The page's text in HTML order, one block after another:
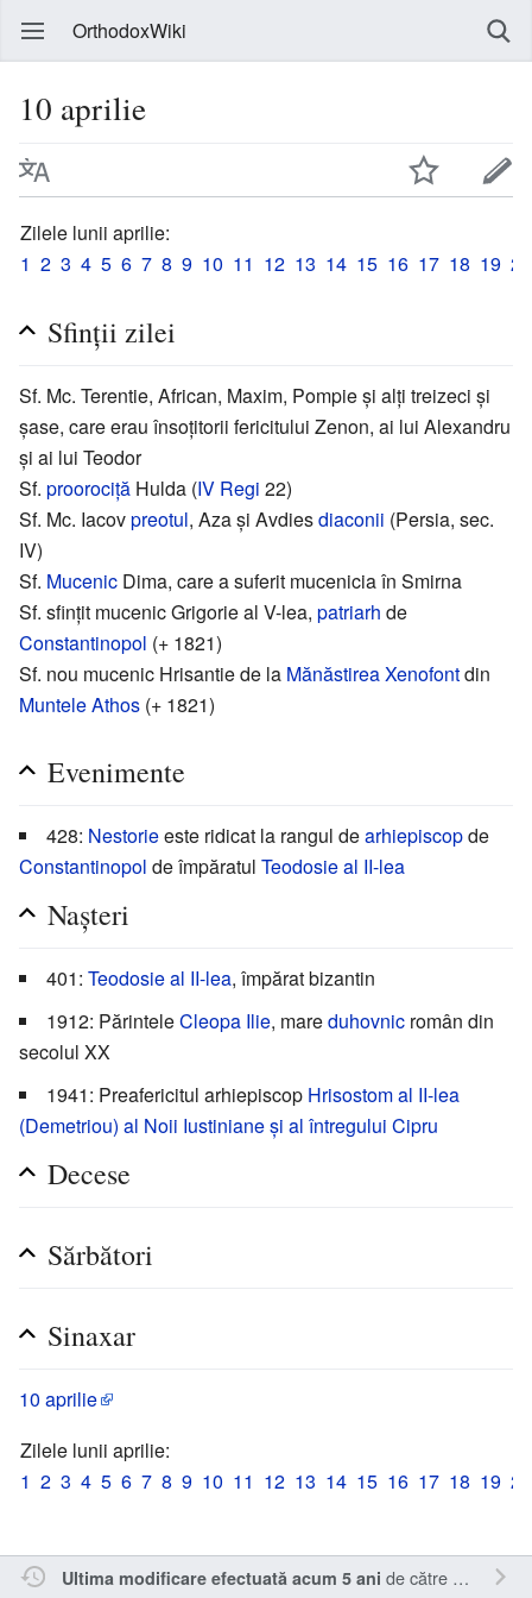
OrthodoxWiki
10 aprilie
Zilele lunii aprilie:
1 2 3 4 5 6 7 8 9 10 11 12 13 14 15 16 17 18 19 20
Sfinții zilei
Sf. Mc. Terentie, African, Maxim, Pompie și alți treizeci și
șase, care erau însoțitorii fericitului Zenon, ai lui Alexandru
și ai lui Teodor
Sf. proorociță Hulda (IV Regi 22)
Sf. Mc. Iacovpreotul, Aza și Avdiesdiaconii (Persia, sec.
IV)
Sf. Mucenic Dima, care a suferit mucenicia în Smirna
Sf. sfințit mucenic Grigorie al V-lea, patriarh de
Constantinopol (+ 1821)
Sf. nou mucenic Hrisantie de la Mănăstirea Xenofontdin
Muntele Athos (+ 1821)
Evenimente
428: Nestorieeste ridicat la rangul dearhiepiscopde
Constantinopol de împăratul Teodosie al II-lea
Nașteri
401: Teodosie al II-lea, împărat bizantin
1912: PărinteleCleopa Ilie, mareduhovnic român din
secolul XX
1941: Preafericitul arhiepiscop Hrisostom al II-lea
(Demetriou) al Noii Iustiniane și al întregului Cipru
Decese
Sărbători
Sinaxar
10 aprilie
Zilele lunii aprilie:
1 2 3 4 5 6 7 8 9 10 11 12 13 14 15 16 17 18 19 20
Ultima modificare efectuată acum 5 ani de către Sîmbotin